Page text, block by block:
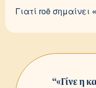
Γιατί roē σημαίνει
“«Γίνε η